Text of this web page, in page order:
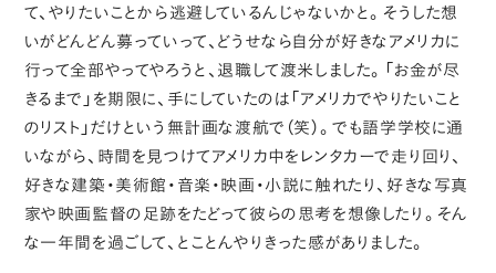
て、やりたいことから逃避しているんじゃないかと。そうした想
いがどんどん募っていって、どうせなら自分が好きなアメリカに
行って全部やってやろうと、退職して渡米しました。「お金が尽
きるまで」を期限に、手にしていたのは「アメリカでやりたいこと
のリスト」だけという無計画な渡航で（笑）。でも語学学校に通
いながら、時間を見つけてアメリカ中をレンタカーで走り回り、
好きな建築・美術館・音楽・映画・小説に触れたり、好きな写真
家や映画監督の足跡をたどって彼らの思考を想像したり。そん
な一年間を過ごして、とことんやりきった感がありました。